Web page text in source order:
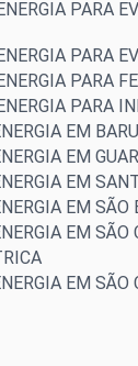
PARA
PARA
PARA
PARA
EM
EM
EM
EM SÃO
EM SÃO
EM SÃO